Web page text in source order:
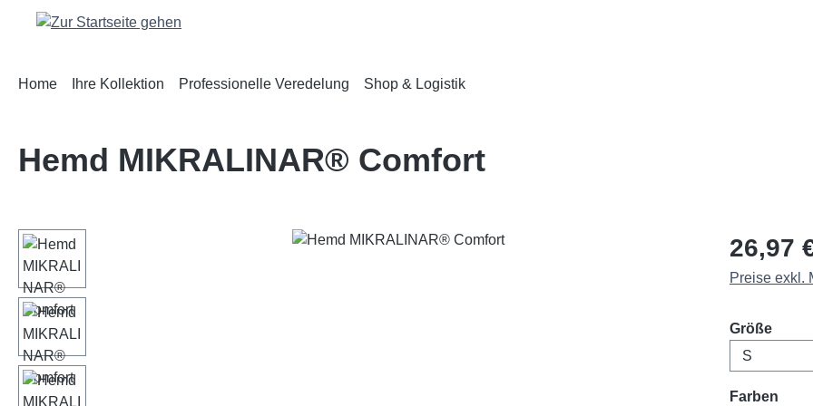
Hauptinhalt springen
Zur Suche springen
Zur Hauptnavigation springen
Home Ihre Kollektion Professionelle Veredelung Shop & Logistik
Hemd MIKRALINAR® Comfort
Bildergalerie überspringen Regulärer
26,97
Preise exkl.
Größe
Farben